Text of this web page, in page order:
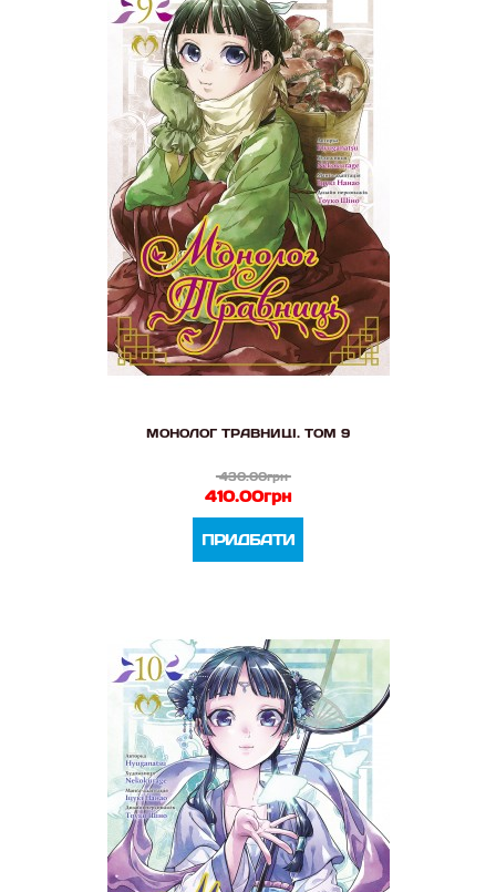
МОНОЛОГ ТРАВНИЦІ. ТОМ 9
430.00грн
410.00грн
ПРИДБАТИ